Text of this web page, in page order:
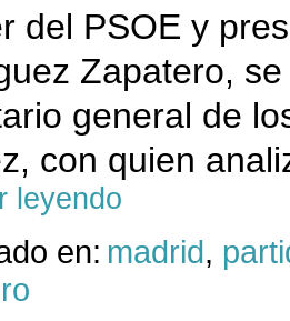
del PSOE y
Zapatero,
general de
con quien
leyendo
en: madrid,